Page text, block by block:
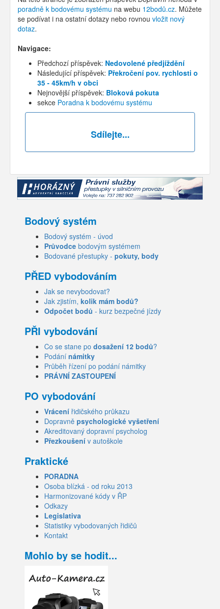
poradně k bodovému systému na webu 12bodů.cz. Můžete
se podívat i na ostatní dotazy nebo rovnou vložit nový
dotaz.
Navigace:
Předchozí příspěvek: Nedovolené předjíždění
Následující příspěvek: Překročení pov. rychlosti o
35 - 45km/h v obci
Nejnovější příspěvek: Bloková pokuta
sekce Poradna k bodovému systému
Sdílejte...
Bodový systém
Bodový systém - úvod
Průvodce bodovým systémem
Bodované přestupky - pokuty, body
PŘED vybodováním
Jak se nevybodovat?
Jak zjistím, kolik mám bodů?
Odpočet bodů - kurz bezpečné jízdy
PŘI vybodování
Co se stane po dosažení 12 bodů?
Podání námitky
Průběh řízení po podání námitky
PRÁVNÍ ZASTOUPENÍ
PO vybodování
Vrácení řidičského průkazu
Dopravně psychologické vyšetření
Akreditovaný dopravní psycholog
Přezkoušení v autoškole
Praktické
PORADNA
Osoba blízká - od roku 2013
Harmonizované kódy v ŘP
Odkazy
Legislativa
Statistiky vybodovaných řidičů
Kontakt
Mohlo by se hodit...